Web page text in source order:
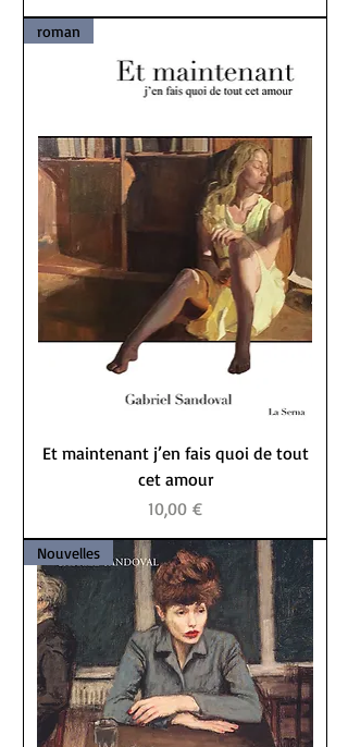
roman
Et maintenant j’en fais quoi de tout
cet amour
Prix
10,00 €
Nouvelles